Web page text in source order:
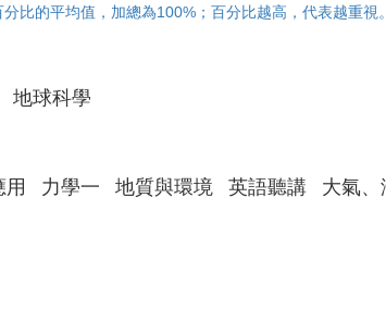
比的平均值，加總為100%；百分比越高，代表越重視。
地球科學
用 力學一 地質與環境 英語聽講 大氣、